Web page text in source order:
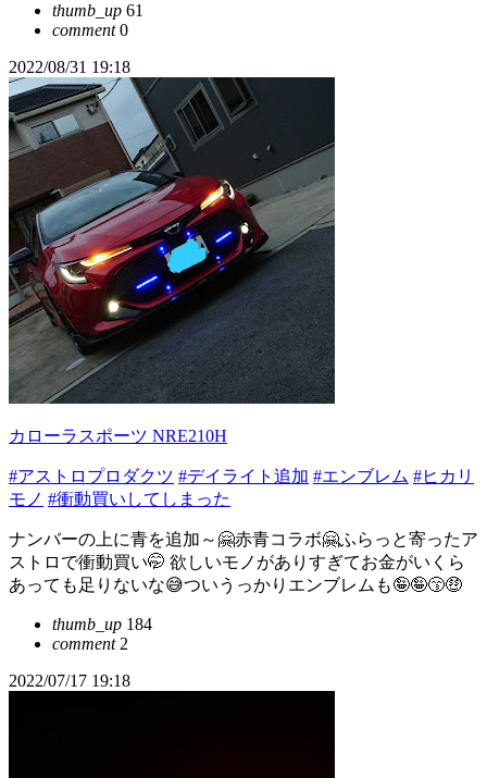
thumb_up 61
comment0
2022/08/31 19:18
カローラスポーツ NRE210H
#アストロプロダクツ #デイライト追加 #エンブレム #ヒカリ
モノ #衝動買いしてしまった
ナンバーの上に青を追加～🤗赤青コラボ🤗ふらっと寄ったア
ストロで衝動買い🤭 欲しいモノがありすぎてお金がいくら
あっても足りないな😅ついうっかりエンブレムも🤪🤪😙🤑
thumb_up 184
comment2
2022/07/17 19:18